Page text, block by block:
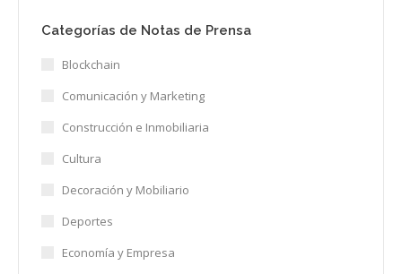
Categorías de Notas de Prensa
Blockchain
Comunicación y Marketing
Construcción e Inmobiliaria
Cultura
Decoración y Mobiliario
Deportes
Economía y Empresa